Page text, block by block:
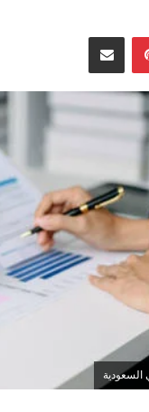
بينتيريستمشاركة عبر البريد